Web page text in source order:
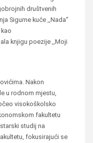
društvenih
Sigurne kuće ,,Nada”
knjigu poezije ,,Moji
Nakon
u rodnom mjestu,
visokoškolsko
fakultetu
studij na
fokusirajući se